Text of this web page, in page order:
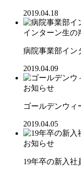
2019.04.18
インターン生の
病院事業部イン
2019.04.09
お知らせ
ゴールデンウィ
2019.04.05
お知らせ
19年卒の新入社